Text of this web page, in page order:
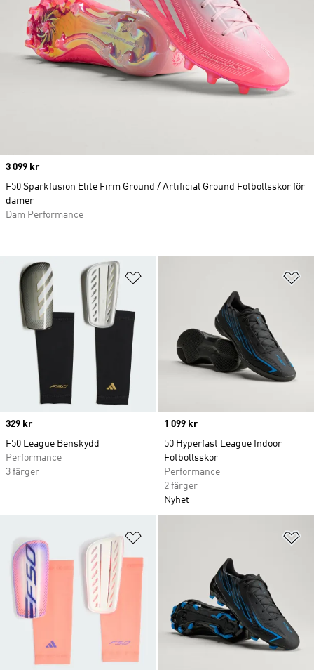
Price
329 kr
F50 League Benskydd
Performance
3 färger
Price
1 099 kr
50 Hyperfast League Indoor
Fotbollsskor
Performance
2 färger
Nyhet
Price
3 099 kr
F50 Sparkfusion Elite Firm Ground / Artificial Ground Fotbollsskor för
damer
Dam Performance